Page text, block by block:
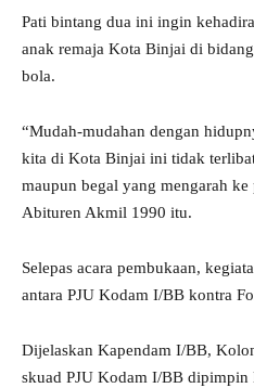
Pati bintang dua ini ingin
anak remaja Kota Binjai di
bola.
“Mudah-mudahan dengan
kita di Kota Binjai ini tidak
maupun begal yang mengarah
Abituren Akmil 1990 itu.
Selepas acara pembukaan,
antara PJU Kodam I/BB kontra
Dijelaskan Kapendam I/BB,
skuad PJU Kodam I/BB dipimpin